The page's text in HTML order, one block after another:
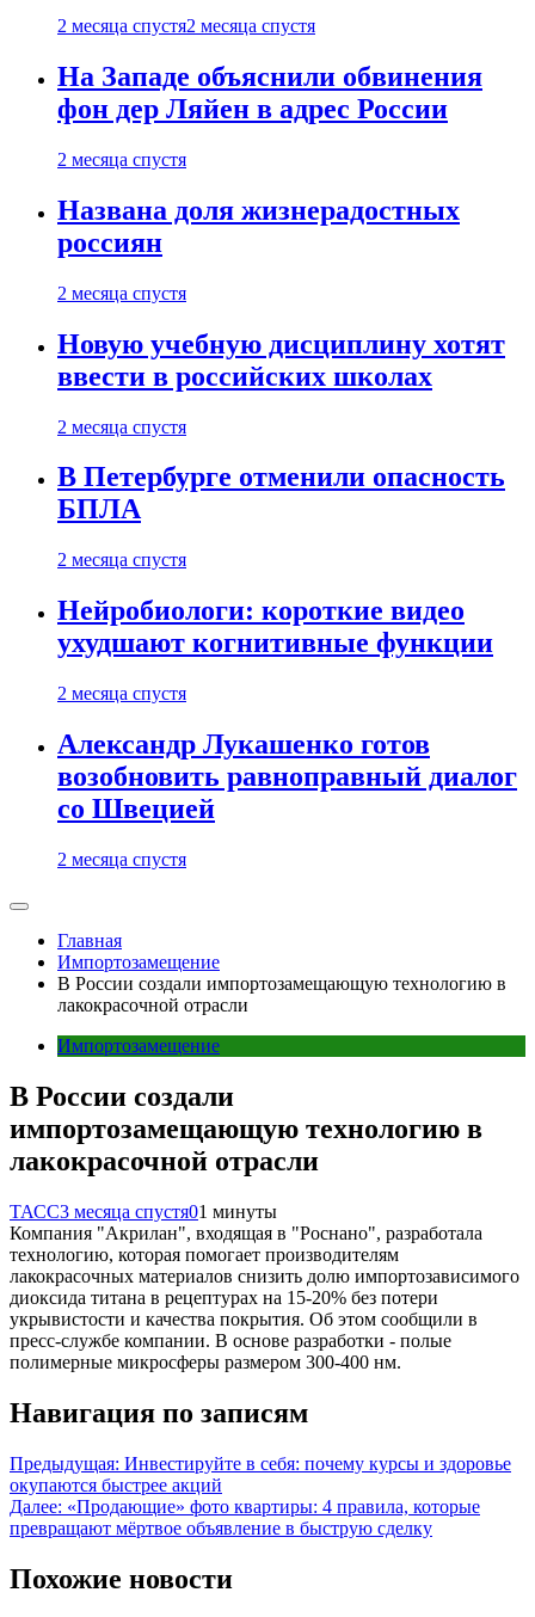
2 месяца спустя2 месяца спустя
На Западе объяснили обвинения
фон дер Ляйен в адрес России
2 месяца спустя
Названа доля жизнерадостных
россиян
2 месяца спустя
Новую учебную дисциплину хотят
ввести в российских школах
2 месяца спустя
В Петербурге отменили опасность
БПЛА
2 месяца спустя
Нейробиологи: короткие видео
ухудшают когнитивные функции
2 месяца спустя
Александр Лукашенко готов
возобновить равноправный диалог
со Швецией
2 месяца спустя
Главная
Импортозамещение
В России создали импортозамещающую технологию в
лакокрасочной отрасли
Импортозамещение
В России создали
импортозамещающую технологию в
лакокрасочной отрасли
ТАСС3 месяца спустя01 минуты
Компания "Акрилан", входящая в "Роснано", разработала
технологию, которая помогает производителям
лакокрасочных материалов снизить долю импортозависимого
диоксида титана в рецептурах на 15-20% без потери
укрывистости и качества покрытия. Об этом сообщили в
пресс-службе компании. В основе разработки - полые
полимерные микросферы размером 300-400 нм.
Навигация по записям
Предыдущая: Инвестируйте в себя: почему курсы и здоровье
окупаются быстрее акций
Далее: «Продающие» фото квартиры: 4 правила, которые
превращают мёртвое объявление в быструю сделку
Похожие новости